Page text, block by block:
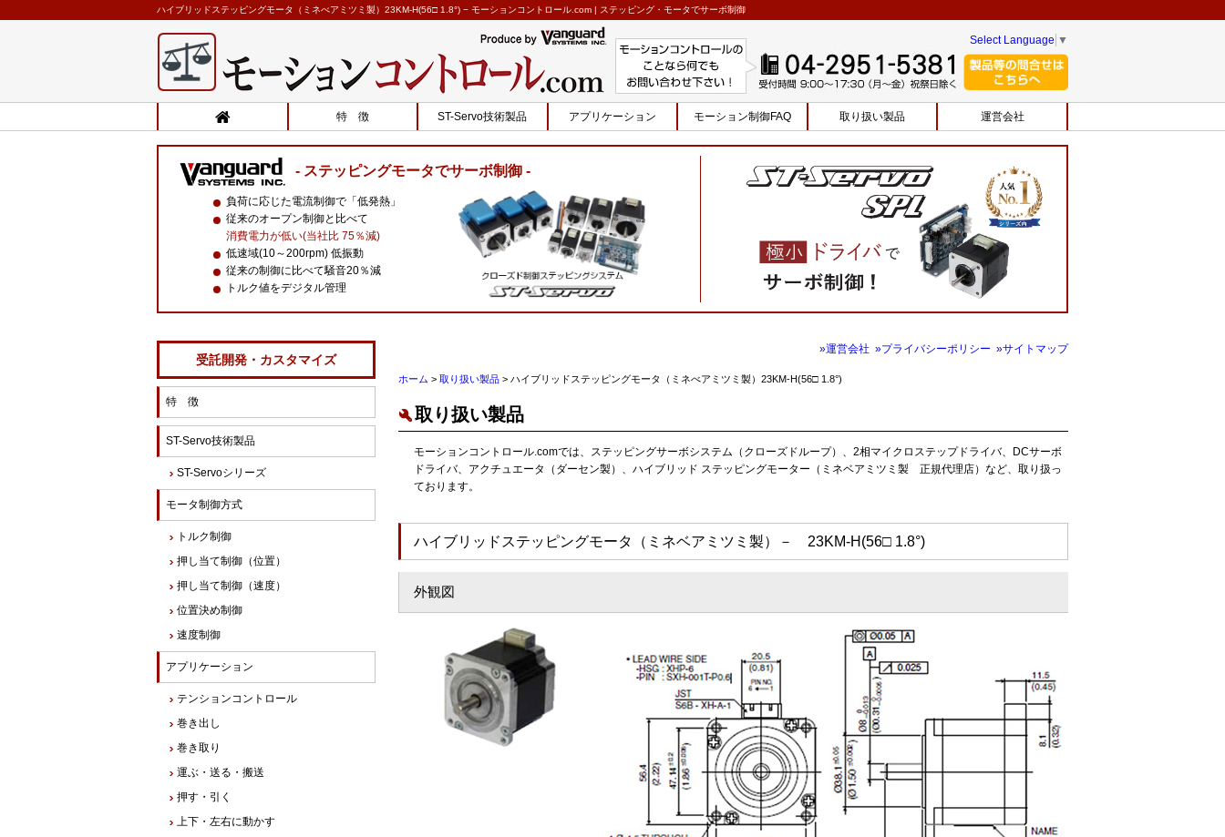
ハイブリッドステッピングモータ（ミネべアミツミ製）23KM-H(56□ 1.8°) − モーションコントロール.com | ステッピング・モータでサーボ制御
Select Language ▼
特 徴 ST-Servo技術製品 アプリケーション モーション制御FAQ 取り扱い製品 運営会社
ステッピングモータでサーボ制御
負荷に応じた電流制御で「低発熱」
従来のオープン制御と比べて
消費電力が低い(当社比 75％減)
低速域(10～200rpm) 低振動
従来の制御に比べて騒音20％減
トルク値をデジタル管理
»運営会社 »プライバシーポリシー »サイトマップ
ホーム > 取り扱い製品 > ハイブリッドステッピングモータ（ミネべアミツミ製）23KM-H(56□ 1.8°)
取り扱い製品
モーションコントロール.comでは、ステッピングサーボシステム（クローズドループ）、2相マイクロステップドライバ、DCサーボ
ドライバ、アクチュエータ（ダーセン製）、ハイブリッド ステッピングモーター（ミネベアミツミ製 正規代理店）など、取り扱っ
ております。
ハイブリッドステッピングモータ（ミネベアミツミ製）－ 23KM-H(56□ 1.8°)
外観図
受託開発・カスタマイズ
特 徴
ST-Servo技術製品
ST-Servoシリーズ
モータ制御方式
トルク制御
押し当て制御（位置）
押し当て制御（速度）
位置決め制御
速度制御
アプリケーション
テンションコントロール
巻き出し
巻き取り
運ぶ・送る・搬送
押す・引く
上下・左右に動かす